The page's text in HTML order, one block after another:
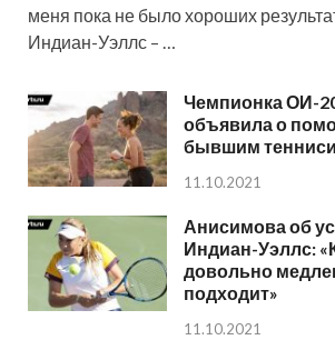
меня пока не было хороших
Индиан-Уэллс – …
Чемпионка ОИ-
объявила о
бывшим
11.10.2021
Анисимова об
Индиан-Уэллс:
довольно
подходит»
11.10.2021